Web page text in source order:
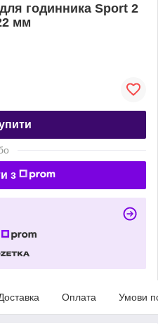
годинника Sport 2
мм
з
Оплата Умови